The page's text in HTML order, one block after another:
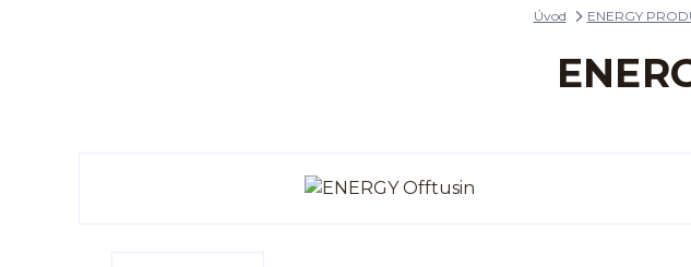
Úvod ENERGY